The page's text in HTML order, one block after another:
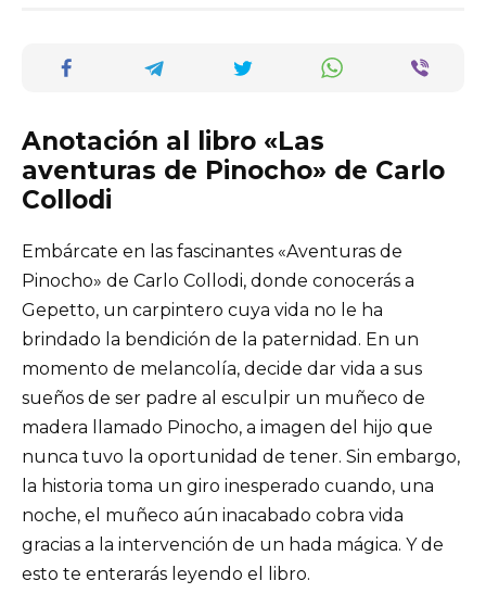
Anotación al libro «Las
aventuras de Pinocho» de Carlo
Collodi
Embárcate en las fascinantes «Aventuras de
Pinocho» de Carlo Collodi, donde conocerás a
Gepetto, un carpintero cuya vida no le ha
brindado la bendición de la paternidad. En un
momento de melancolía, decide dar vida a sus
sueños de ser padre al esculpir un muñeco de
madera llamado Pinocho, a imagen del hijo que
nunca tuvo la oportunidad de tener. Sin embargo,
la historia toma un giro inesperado cuando, una
noche, el muñeco aún inacabado cobra vida
gracias a la intervención de un hada mágica. Y de
esto te enterarás leyendo el libro.